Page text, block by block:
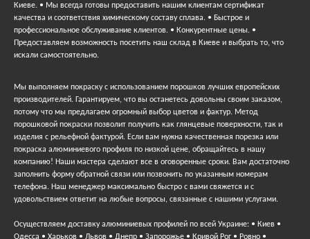
Киеве. • Мы всегда готовы предоставить нашим клиентам сертификат
качества и соответствия химическому составу сплава. • Быстрое и
профессиональное обслуживание клиентов. • Конкурентные цены. •
Предоставляем возможность посетить наш склад в Киеве и выбрать то, что
искали самостоятельно.
Мы выполняем покраску с использованием порошков лучших европейских
производителей. Гарантируем, что вы останетесь довольны своим заказом,
потому что мы предлагаем огромный выбор цветов и фактур. Метод
порошковой покраски позволит получить как глянцевые поверхности, так и
изделия с рельефной фактурой. Если вам нужна качественная порезка или
покраска алюминиевого профиля по низкой цене, обращайтесь в нашу
компанию! Наши мастера сделают все в оговоренные сроки. Вам достаточно
заполнить форму обратной связи или позвонить по указанным номерам
телефона. Наш менеджер максимально быстро с вами свяжется и с
удовольствием ответит на любые вопросы, связанные с нашими услугами.
Осуществляем доставку алюминиевых профилей по всей Украине: • Киев •
Одесса • Харьков • Львов • Днепр • Запорожье • Кривой Рог • Ровно •